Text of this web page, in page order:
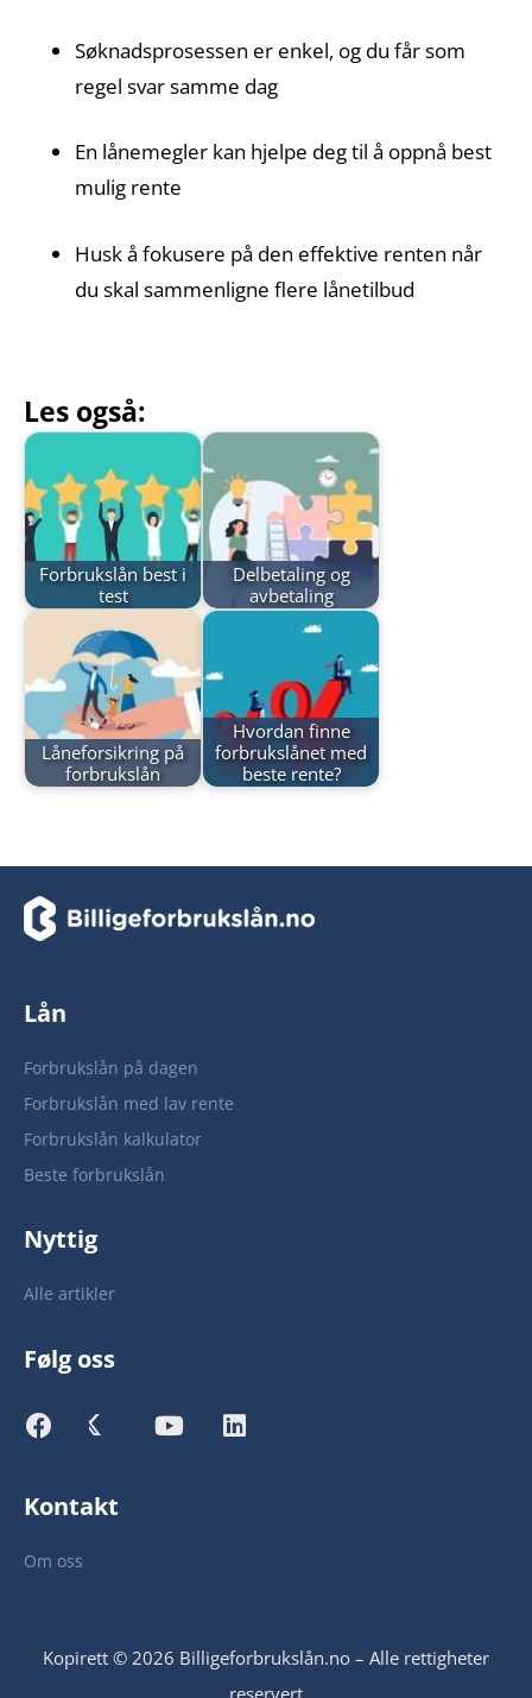
Søknadsprosessen er enkel, og du får som
regel svar samme dag
En lånemegler kan hjelpe deg til å oppnå best
mulig rente
Husk å fokusere på den effektive renten når
du skal sammenligne flere lånetilbud
Les også:
Forbrukslån best i
test
Delbetaling og
avbetaling
Låneforsikring på
forbrukslån
Hvordan finne
forbrukslånet med
beste rente?
Lån
Forbrukslån på dagen
Forbrukslån med lav rente
Forbrukslån kalkulator
Beste forbrukslån
Nyttig
Alle artikler
Følg oss
Kontakt
Om oss
Kopirett © 2026 Billigeforbrukslån.no – Alle rettigheter
reservert